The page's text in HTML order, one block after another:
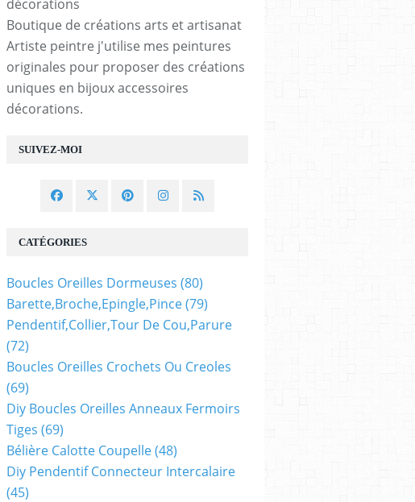
SUIVEZ-MOI
Boutique de créations arts et artisanat
Artiste peintre j'utilise mes peintures
originales pour proposer des créations
uniques en bijoux accessoires
décorations.
CATÉGORIES
Boucles Oreilles Dormeuses (80)
Barette,broche,epingle,pince(79)
Pendentif,collier,tour De Cou,parure
(72)
Boucles Oreilles Crochets Ou Creoles
(69)
Diy Boucles Oreilles Anneaux Fermoirs
Tiges (69)
Bélière Calotte Coupelle(48)
Diy Pendentif Connecteur Intercalaire
(45)